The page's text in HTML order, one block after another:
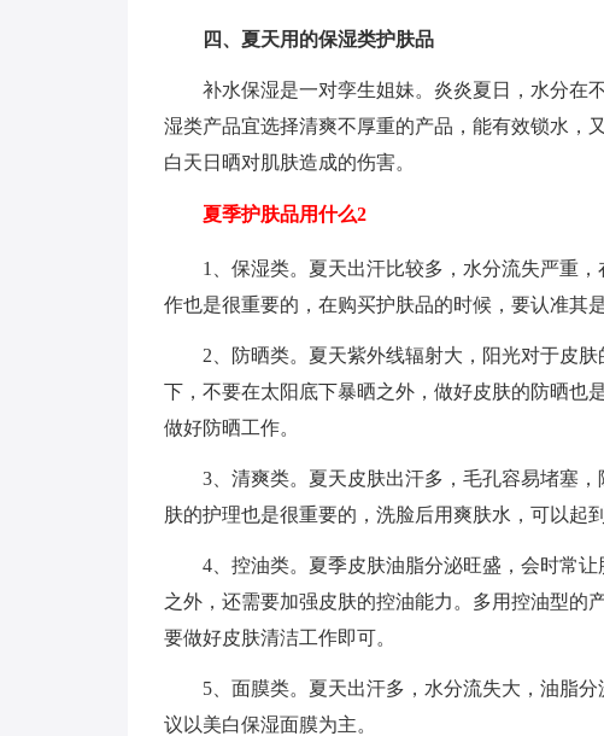
四、夏天用的保湿类护肤品
补水保湿是一对孪生姐妹。炎炎夏日，水分在
湿类产品宜选择清爽不厚重的产品，能有效锁水，
白天日晒对肌肤造成的伤害。
夏季护肤品用什么2
1、保湿类。夏天出汗比较多，水分流失严重
作也是很重要的，在购买护肤品的时候，要认准其
2、防晒类。夏天紫外线辐射大，阳光对于皮
下，不要在太阳底下暴晒之外，做好皮肤的防晒也
做好防晒工作。
3、清爽类。夏天皮肤出汗多，毛孔容易堵塞
肤的护理也是很重要的，洗脸后用爽肤水，可以起
4、控油类。夏季皮肤油脂分泌旺盛，会时常
之外，还需要加强皮肤的控油能力。多用控油型的
要做好皮肤清洁工作即可。
5、面膜类。夏天出汗多，水分流失大，油脂
议以美白保湿面膜为主。